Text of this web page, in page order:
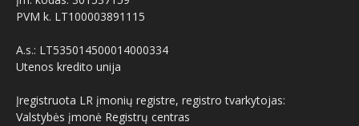
PVM k. LT100003891115
A.s.: LT535014500014000334
Utenos kredito unija
Įregistruota LR įmonių registre, registro tvarkytojas:
Valstybės įmonė Registrų centras